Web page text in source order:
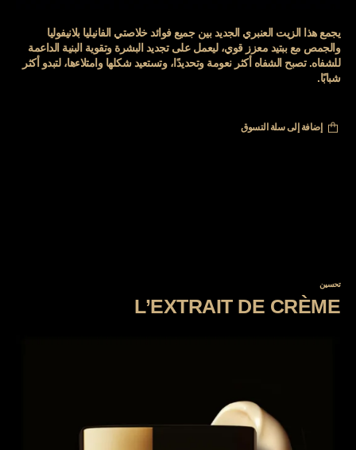
يجمع هذا الزيت العنبري الجديد بين جميع فوائد خلاصتي الفانيليا بلانيفوليا
والجمص مع ببتيد معزز قوي، ليعمل على تجديد البشرة وتقوية البنية الداعمة
للشفاه. تصبح الشفاه أكثر نعومة وتحديدًا، وتستعيد شكلها وامتلاءها، لتبدو أكثر
شبابًا.
إضافة إلى سلة التسوق
تحسين
L’EXTRAIT DE CRÈME